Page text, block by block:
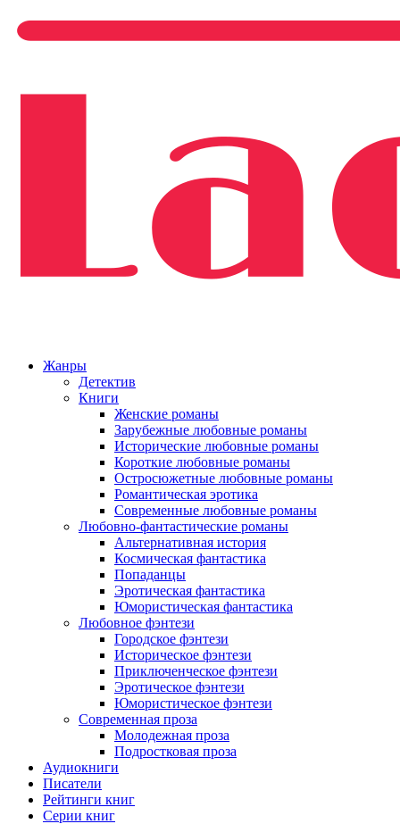
Жанры
Детектив
Книги
Женские романы
Зарубежные любовные романы
Исторические любовные романы
Короткие любовные романы
Остросюжетные любовные романы
Романтическая эротика
Современные любовные романы
Любовно-фантастические романы
Альтернативная история
Космическая фантастика
Попаданцы
Эротическая фантастика
Юмористическая фантастика
Любовное фэнтези
Городское фэнтези
Историческое фэнтези
Приключенческое фэнтези
Эротическое фэнтези
Юмористическое фэнтези
Современная проза
Молодежная проза
Подростковая проза
Аудиокниги
Писатели
Рейтинги книг
Серии книг